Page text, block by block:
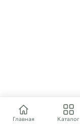
Главная Каталог